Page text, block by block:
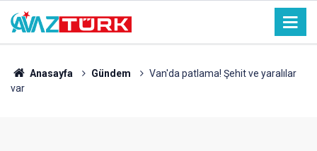
Anasayfa Gündem
Van'da patlama! Şehit ve yaralılar
var